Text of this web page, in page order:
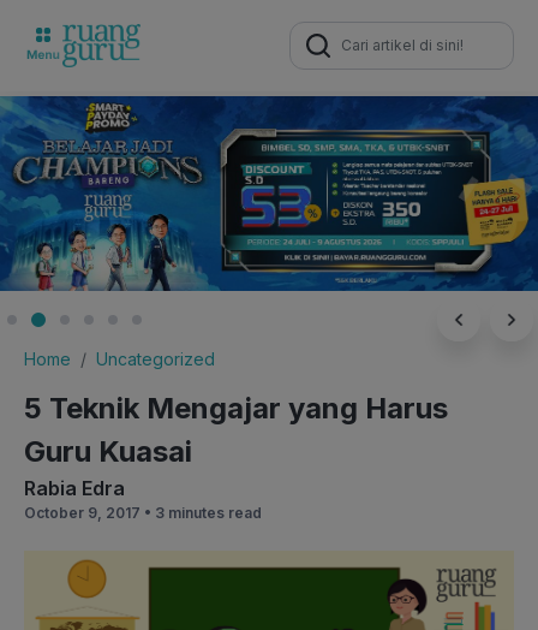
Search
for:
Home Uncategorized
5 Teknik Mengajar yang Harus
Guru Kuasai
Rabia Edra
October 9, 2017 • 3 minutes read